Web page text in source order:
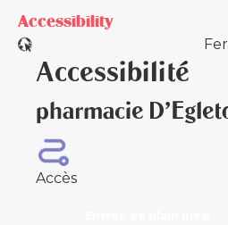
Accessibility
Accessibilité
pharmacie
Accès